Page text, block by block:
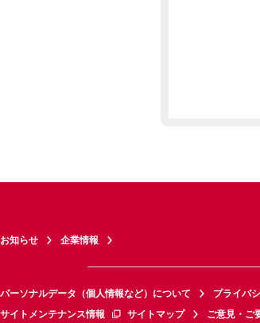
お知らせ 企業情報
パーソナルデータ（個人情報など）について プライバ
サイトメンテナンス情報
サイトマップ ご意見・ご